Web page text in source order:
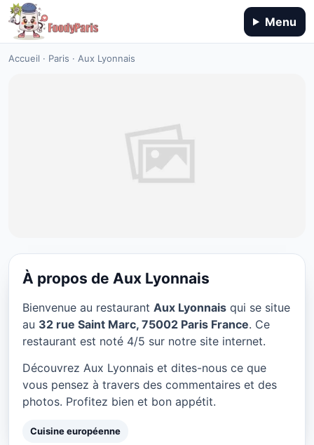
Menu
Accueil · Paris · Aux Lyonnais
Aux Lyonnais à Paris
★ 4/5
À propos de Aux Lyonnais
Bienvenue au restaurant Aux Lyonnais qui se situe
au 32 rue Saint Marc, 75002 Paris France. Ce
restaurant est noté 4/5 sur notre site internet.
Découvrez Aux Lyonnais et dites-nous ce que
vous pensez à travers des commentaires et des
photos. Profitez bien et bon appétit.
Cuisine européenne